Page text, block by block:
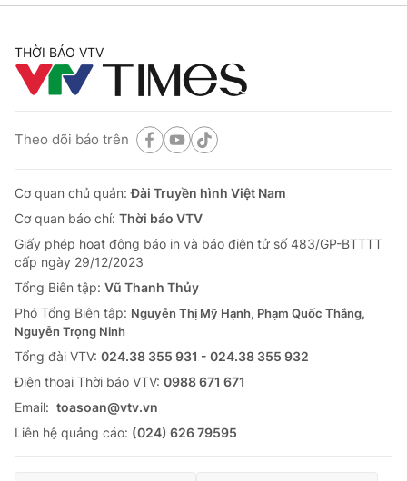
THỜI BÁO VTV
Theo dõi báo trên
Cơ quan chủ quản:Đài Truyền hình Việt Nam
Cơ quan báo chí: Thời báo VTV
Giấy phép hoạt động báo in và báo điện tử số 483/GP-BTTTT
cấp ngày 29/12/2023
Tổng Biên tập: Vũ Thanh Thủy
Phó Tổng Biên tập: Nguyễn Thị Mỹ Hạnh, Phạm Quốc Thắng,
Nguyễn Trọng Ninh
Tổng đài VTV: 024.38 355 931 - 024.38 355 932
Ðiện thoại Thời báo VTV: 0988 671 671
Email: toasoan@vtv.vn
Liên hệ quảng cáo: (024) 626 79595